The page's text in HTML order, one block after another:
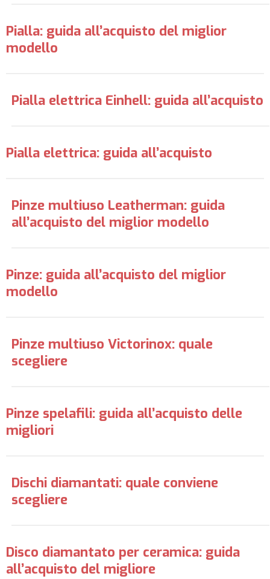
Pialla: guida all’acquisto del miglior
modello
Pialla elettrica Einhell: guida all’acquisto
Pialla elettrica: guida all’acquisto
Pinze multiuso Leatherman: guida
all’acquisto del miglior modello
Pinze: guida all’acquisto del miglior
modello
Pinze multiuso Victorinox: quale
scegliere
Pinze spelafili: guida all’acquisto delle
migliori
Dischi diamantati: quale conviene
scegliere
Disco diamantato per ceramica: guida
all’acquisto del migliore